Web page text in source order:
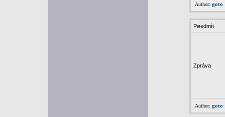
Author: goto
Pøedmìt
Zpráva
Author: goto